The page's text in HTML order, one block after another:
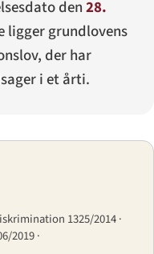
den28.
ligger grundlovens
der har
i et årti.
1325/2014 ·
2019 ·